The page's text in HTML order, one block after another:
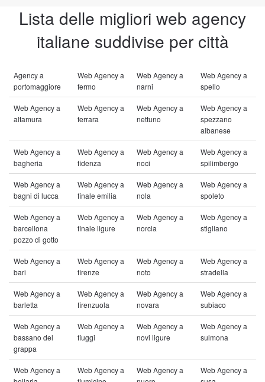
Lista delle migliori web agency
italiane suddivise per città
Agency a
portomaggiore
Web Agency a
fermo
Web Agency a
narni
Web Agency a
spello
Web Agency a
altamura
Web Agency a
ferrara
Web Agency a
nettuno
Web Agency a
spezzano
albanese
Web Agency a
bagheria
Web Agency a
fidenza
Web Agency a
noci
Web Agency a
spilimbergo
Web Agency a
bagni di lucca
Web Agency a
finale emilia
Web Agency a
nola
Web Agency a
spoleto
Web Agency a
barcellona
pozzo di gotto
Web Agency a
finale ligure
Web Agency a
norcia
Web Agency a
stigliano
Web Agency a
bari
Web Agency a
firenze
Web Agency a
noto
Web Agency a
stradella
Web Agency a
barletta
Web Agency a
firenzuola
Web Agency a
novara
Web Agency a
subiaco
Web Agency a
bassano del
grappa
Web Agency a
fiuggi
Web Agency a
novi ligure
Web Agency a
sulmona
Web Agency a
Web Agency a
Web Agency a
Web Agency a